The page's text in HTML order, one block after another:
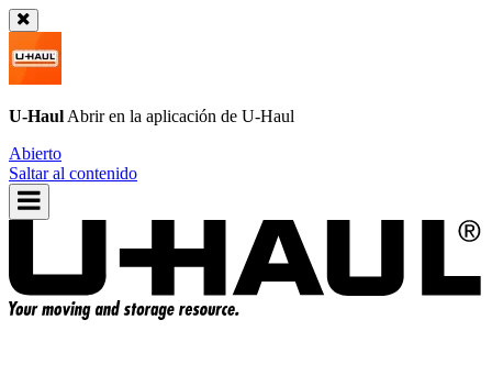
U-Haul Abrir en la aplicación de U-Haul
Abierto
Saltar al contenido